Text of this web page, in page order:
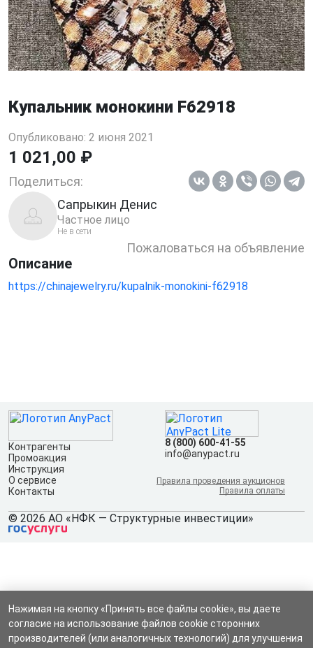
Купальник монокини F62918
Опубликовано: 2 июня 2021
1 021,00 ₽
Поделиться:
Сапрыкин Денис
Частное лицо
Не в сети
Пожаловаться на объявление
Описание
https://chinajewelry.ru/kupalnik-monokini-f62918
Контрагенты
Промоакция
Инструкция
О сервисе
Контакты
8 (800) 600-41-55
info@anypact.ru
Правила проведения аукционов
Правила оплаты
© 2026 АО «НФК — Структурные инвестиции»
Нажимая на кнопку «Принять все файлы cookie», вы даете
согласие на использование файлов cookie сторонних
производителей (или аналогичных технологий) для улучшения